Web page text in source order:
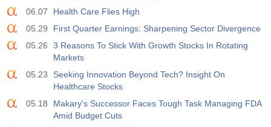
06.07
Health Care Flies High
05.29
First Quarter Earnings: Sharpening Sector Divergence
05.26
3 Reasons To Stick With Growth Stocks In Rotating
Markets
05.23
Seeking Innovation Beyond Tech? Insight On
Healthcare Stocks
05.18
Makary's Successor Faces Tough Task Managing FDA
Amid Budget Cuts